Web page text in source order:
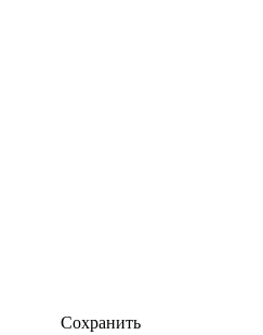
Сохранить